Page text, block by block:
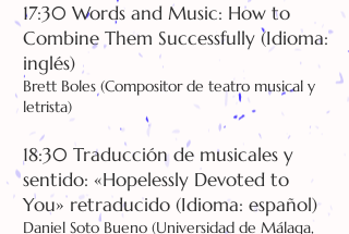
17:30 Words and Music: How to
Combine Them Successfully (Idioma:
inglés)
Brett Boles (Compositor de teatro musical y
letrista)
18:30 Traducción de musicales y
sentido: «Hopelessly Devoted to
You» retraducido (Idioma: español)
Daniel Soto Bueno (Universidad de Málaga,